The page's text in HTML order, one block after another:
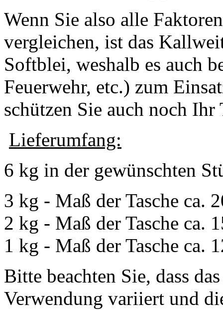
Wenn Sie also alle
vergleichen, ist das
Softblei, weshalb es auch
Feuerwehr, etc.) zum
schützen Sie auch noch
Lieferumfang:
6 kg in der gewünschten
3 kg - Maß der Tasche ca.
2 kg - Maß der Tasche ca.
1 kg - Maß der Tasche ca.
Bitte beachten Sie, dass
Verwendung variiert und